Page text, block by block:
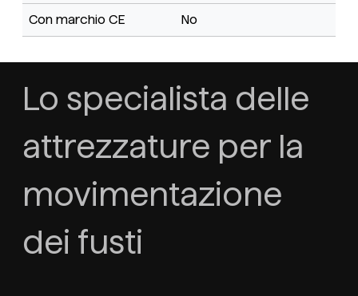
Con marchio CE No
Lo specialista delle
attrezzature per la
movimentazione
dei fusti